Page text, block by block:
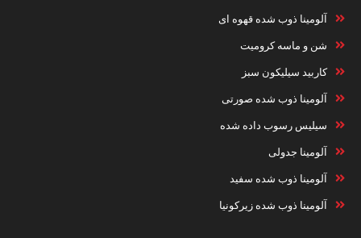
آلومینا ذوب شده قهوه ای
شن و ماسه کرومیت
کاربید سیلیکون سبز
آلومینا ذوب شده صورتی
سیلیس رسوب داده شده
آلومینا جدولی
آلومینا ذوب شده سفید
آلومینا ذوب شده زیرکونیا